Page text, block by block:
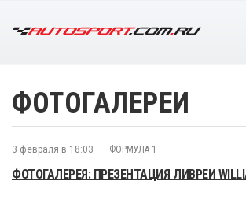
ФОТОГАЛЕРЕИ
3 февраля в 18:03 ФОРМУЛА 1
ФОТОГАЛЕРЕЯ: ПРЕЗЕНТАЦИЯ ЛИВРЕИ